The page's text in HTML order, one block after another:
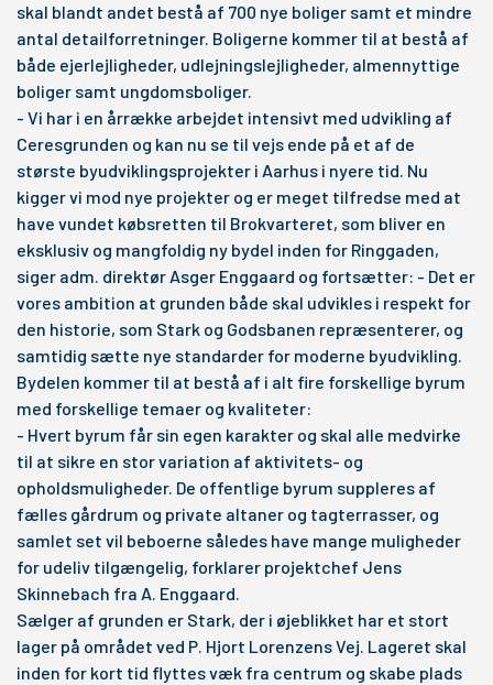
skal blandt andet bestå af 700 nye boliger samt et mindre
antal detailforretninger. Boligerne kommer til at bestå af
både ejerlejligheder, udlejningslejligheder, almennyttige
boliger samt ungdomsboliger.
- Vi har i en årrække arbejdet intensivt med udvikling af
Ceresgrunden og kan nu se til vejs ende på et af de
største byudviklingsprojekter i Aarhus i nyere tid. Nu
kigger vi mod nye projekter og er meget tilfredse med at
have vundet købsretten til Brokvarteret, som bliver en
eksklusiv og mangfoldig ny bydel inden for Ringgaden,
siger adm. direktør Asger Enggaard og fortsætter: - Det er
vores ambition at grunden både skal udvikles i respekt for
den historie, som Stark og Godsbanen repræsenterer, og
samtidig sætte nye standarder for moderne byudvikling.
Bydelen kommer til at bestå af i alt fire forskellige byrum
med forskellige temaer og kvaliteter:
- Hvert byrum får sin egen karakter og skal alle medvirke
til at sikre en stor variation af aktivitets- og
opholdsmuligheder. De offentlige byrum suppleres af
fælles gårdrum og private altaner og tagterrasser, og
samlet set vil beboerne således have mange muligheder
for udeliv tilgængelig, forklarer projektchef Jens
Skinnebach fra A. Enggaard.
Sælger af grunden er Stark, der i øjeblikket har et stort
lager på området ved P. Hjort Lorenzens Vej. Lageret skal
inden for kort tid flyttes væk fra centrum og skabe plads